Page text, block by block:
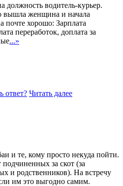
должность водитель-курьер.
вышла женщина и начала
почте хорошо: Зарплата
переработок, доплата за
...»
ответ? Читать далее
и те, кому просто некуда пойти.
за скот (за
и родственников). На встречу
им это выгодно самим.